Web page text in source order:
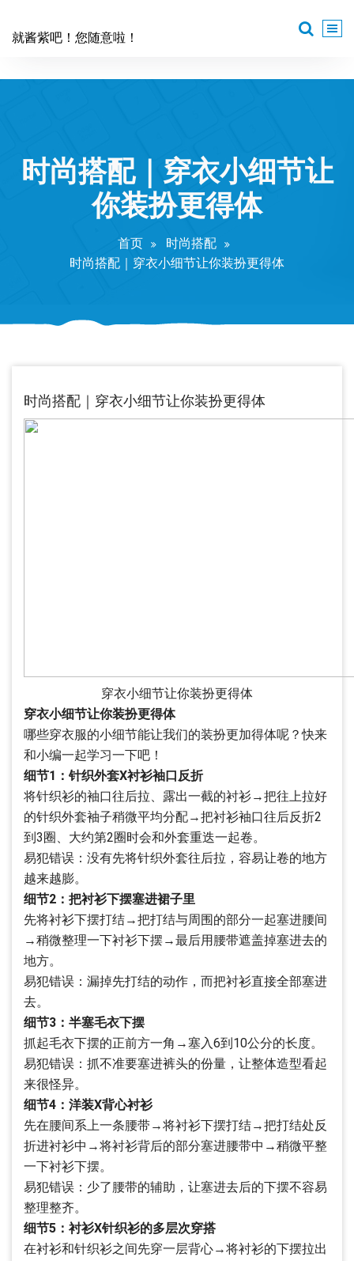
就酱紫吧！您随意啦！
时尚搭配｜穿衣小细节让
你装扮更得体
首页
时尚搭配
时尚搭配｜穿衣小细节让你装扮更得体
时尚搭配｜穿衣小细节让你装扮更得体
穿衣小细节让你装扮更得体
穿衣小细节让你装扮更得体
哪些穿衣服的小细节能让我们的装扮更加得体呢？快来
和小编一起学习一下吧！
细节1：针织外套X衬衫袖口反折
将针织衫的袖口往后拉、露出一截的衬衫→把往上拉好
的针织外套袖子稍微平均分配→把衬衫袖口往后反折2
到3圈、大约第2圈时会和外套重迭一起卷。
易犯错误：没有先将针织外套往后拉，容易让卷的地方
越来越膨。
细节2：把衬衫下摆塞进裙子里
先将衬衫下摆打结→把打结与周围的部分一起塞进腰间
→稍微整理一下衬衫下摆→最后用腰带遮盖掉塞进去的
地方。
易犯错误：漏掉先打结的动作，而把衬衫直接全部塞进
去。
细节3：半塞毛衣下摆
抓起毛衣下摆的正前方一角→塞入6到10公分的长度。
易犯错误：抓不准要塞进裤头的份量，让整体造型看起
来很怪异。
细节4：洋装X背心衬衫
先在腰间系上一条腰带→将衬衫下摆打结→把打结处反
折进衬衫中→将衬衫背后的部分塞进腰带中→稍微平整
一下衬衫下摆。
易犯错误：少了腰带的辅助，让塞进去后的下摆不容易
整理整齐。
细节5：衬衫X针织衫的多层次穿搭
在衬衫和针织衫之间先穿一层背心→将衬衫的下摆拉出